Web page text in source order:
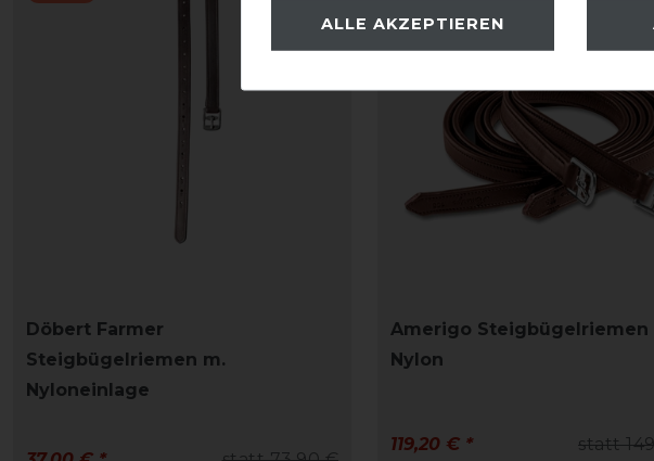
Döbert Farmer
Steigbügelriemen m.
Nyloneinlage
Amerigo Steigbügelriemen
Nylon
statt
119,20 € *
ALLE AKZEPTIEREN